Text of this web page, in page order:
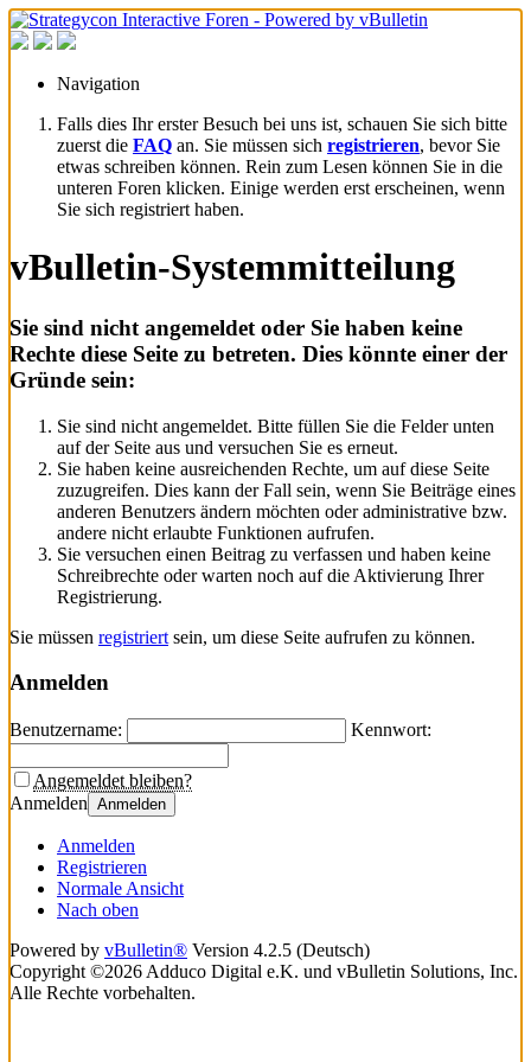
Navigation
Falls dies Ihr erster Besuch bei uns ist, schauen Sie sich bitte
zuerst die FAQ an. Sie müssen sich registrieren, bevor Sie
etwas schreiben können. Rein zum Lesen können Sie in die
unteren Foren klicken. Einige werden erst erscheinen, wenn
Sie sich registriert haben.
vBulletin-Systemmitteilung
Sie sind nicht angemeldet oder Sie haben keine
Rechte diese Seite zu betreten. Dies könnte einer der
Gründe sein:
Sie sind nicht angemeldet. Bitte füllen Sie die Felder unten
auf der Seite aus und versuchen Sie es erneut.
Sie haben keine ausreichenden Rechte, um auf diese Seite
zuzugreifen. Dies kann der Fall sein, wenn Sie Beiträge eines
anderen Benutzers ändern möchten oder administrative bzw.
andere nicht erlaubte Funktionen aufrufen.
Sie versuchen einen Beitrag zu verfassen und haben keine
Schreibrechte oder warten noch auf die Aktivierung Ihrer
Registrierung.
Sie müssen registriert sein, um diese Seite aufrufen zu können.
Anmelden
Benutzername: Kennwort:
Angemeldet bleiben?
Anmelden Anmelden
Anmelden
Registrieren
Normale Ansicht
Nach oben
Powered by vBulletin® Version 4.2.5 (Deutsch)
Copyright ©2026 Adduco Digital e.K. und vBulletin Solutions, Inc.
Alle Rechte vorbehalten.